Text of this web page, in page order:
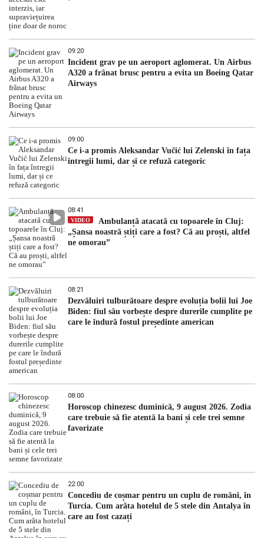
09:20
Incident grav pe un aeroport aglomerat. Un Airbus
A320 a frânat brusc pentru a evita un Boeing Qatar
Airways
09:00
Ce i-a promis Aleksandar Vučić lui Zelenski în fața
întregii lumi, dar și ce refuză categoric
08:41
VIDEO
Ambulanță atacată cu topoarele în Cluj:
„Șansa noastră știți care a fost? Că au proști, altfel
ne omorau”
08:21
Dezvăluiri tulburătoare despre evoluția bolii lui Joe
Biden: fiul său vorbește despre durerile cumplite pe
care le îndură fostul președinte american
08:00
Horoscop chinezesc duminică, 9 august 2026. Zodia
care trebuie să fie atentă la bani și cele trei semne
favorizate
22:00
Concediu de coșmar pentru un cuplu de români, în
Turcia. Cum arăta hotelul de 5 stele din Antalya în
care au fost cazați